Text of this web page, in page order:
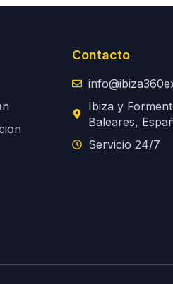
Contacto
Ibiza y
Baleares,
Servicio 24/7